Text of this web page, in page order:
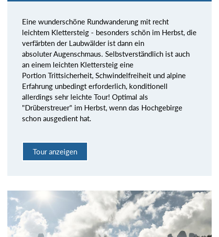
Eine wunderschöne Rundwanderung mit recht
leichtem Klettersteig - besonders schön im Herbst, die
verfärbten der Laubwälder ist dann ein
absoluter Augenschmaus. Selbstverständlich ist auch
an einem leichten Klettersteig eine
Portion Trittsicherheit, Schwindelfreiheit und alpine
Erfahrung unbedingt erforderlich, konditionell
allerdings sehr leichte Tour! Optimal als
"Drüberstreuer" im Herbst, wenn das Hochgebirge
schon ausgedient hat.
Tour anzeigen